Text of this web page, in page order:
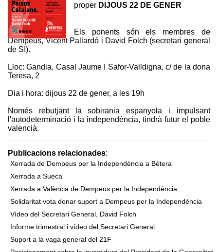
proper DIJOUS 22 DE GENER
Els ponents són els membres de
Dempeus, Vicent Pallardó i David Folch (secretari general
de SI).
Lloc: Gandia, Casal Jaume I Safor-Valldigna, c/ de la dona
Teresa, 2
Dia i hora: dijous 22 de gener, a les 19h
Només rebutjant la sobirania espanyola i impulsant
l'autodeterminació i la independència, tindrà futur el poble
valencià.
Publicacions relacionades:
Xerrada de Dempeus per la Independència a Bétera
Xerrada a Sueca
Xerrada a València de Dempeus per la Independència
Solidaritat vota donar suport a Dempeus per la Independència
Vídeo del Secretari General, David Folch
Informe trimestral i vídeo del Secretari General
Suport a la vaga general del 21F